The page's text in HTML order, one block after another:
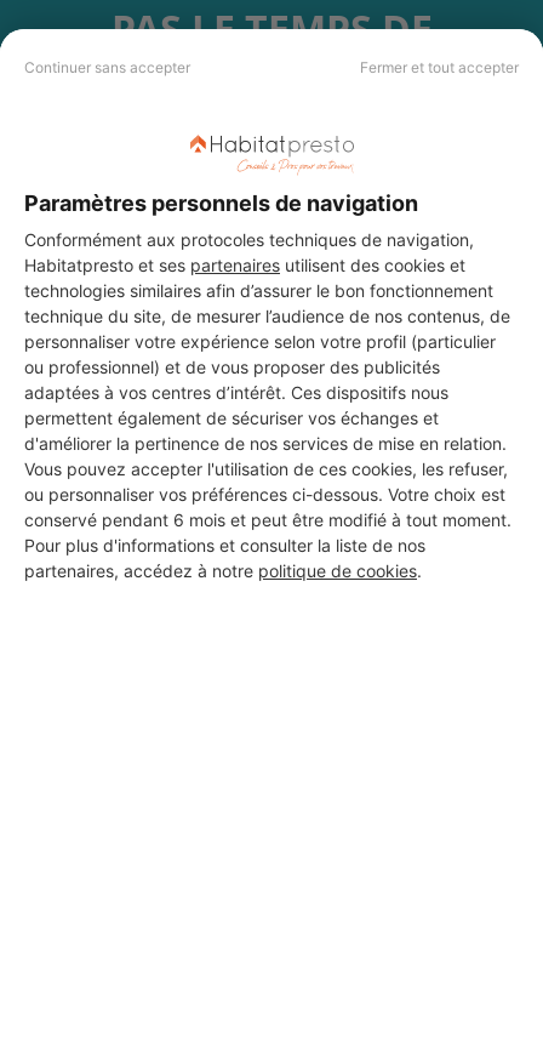
Continuer sans accepter Fermer et tout accepter
Paramètres personnels de navigation
Conformément aux protocoles techniques de navigation,
Habitatpresto et ses partenaires utilisent des cookies et
technologies similaires afin d’assurer le bon fonctionnement
technique du site, de mesurer l’audience de nos contenus, de
personnaliser votre expérience selon votre profil (particulier
ou professionnel) et de vous proposer des publicités
adaptées à vos centres d’intérêt. Ces dispositifs nous
permettent également de sécuriser vos échanges et
d'améliorer la pertinence de nos services de mise en relation.
Vous pouvez accepter l'utilisation de ces cookies, les refuser,
ou personnaliser vos préférences ci-dessous. Votre choix est
conservé pendant 6 mois et peut être modifié à tout moment.
Pour plus d'informations et consulter la liste de nos
partenaires, accédez à notre politique de cookies.
PAS LE TEMPS DE
CHERCHER ?
Vous souhaitez réaliser des travaux et ne savez quel professionnel
choisir ? Demandez des devis travauxauprès de notre réseau de 5 000
professionnels partout en France.
DEMANDER UN DEVIS